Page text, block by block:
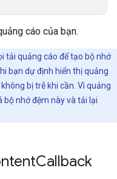
cáo của bạn.
tải quảng cáo để tạo bộ nhớ
bạn dự định hiển thị quảng
bị trễ khi cần. Vì quảng
bộ nhớ đệm này và tải lại
Callback